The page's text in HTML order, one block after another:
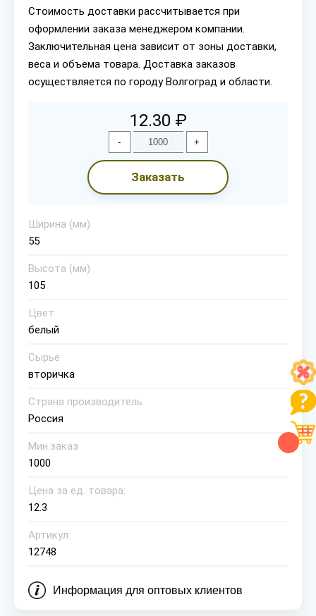
Стоимость доставки рассчитывается при
оформлении заказа менеджером компании.
Заключительная цена зависит от зоны доставки,
веса и объема товара. Доставка заказов
осуществляется по городу Волгоград и области.
12.30 ₽
- +
Заказать
Ширина (мм)
55
Высота (мм)
105
Цвет
белый
Сырье
вторичка
Страна производитель
Россия
Мин.заказ
1000
Цена за ед. товара:
12.3
Артикул:
12748
Информация для оптовых клиентов